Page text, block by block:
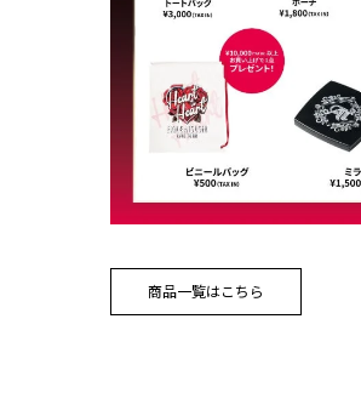
商品一覧はこちら